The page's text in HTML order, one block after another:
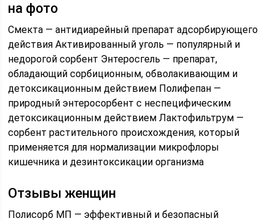
на фото
Смекта — антидиарейный препарат адсорбирующего
действияАктивированный уголь — популярный и
недорогой сорбент Энтеросгель — препарат,
обладающий сорбиционным, обволакивающим и
детоксикационным действием Полифепан —
природный энтеросорбент с неспецифическим
детоксикационным действиемЛактофильтрум —
сорбент растительного происхождения, который
применяется для нормализации микрофлоры
кишечника и дезинтоксикации организма
Отзывы женщин
Полисорб МП — эффективный и безопасный